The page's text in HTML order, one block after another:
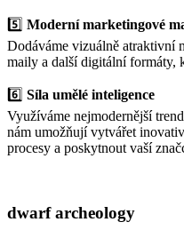
5️⃣ Moderní marketingové
Dodáváme vizuálně atraktivní
maily a další digitální formáty,
6️⃣ Síla umělé inteligence
Využíváme nejmodernější
nám umožňují vytvářet
procesy a poskytnout vaší
dwarfarcheology